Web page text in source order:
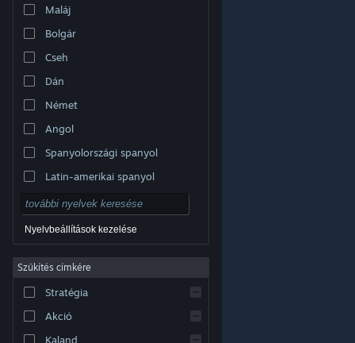
védjegyek jogos tulajdonosaiké az Egyesült
szabályzat
| Jogi információk
Steam előfizetői szerződés
Maláj
Bolgár
Cseh
Dán
Német
Angol
Spanyolországi spanyol
Latin-amerikai spanyol
Nyelvbeállítások kezelése
Szűkítés címkére
Stratégia
Akció
Kaland